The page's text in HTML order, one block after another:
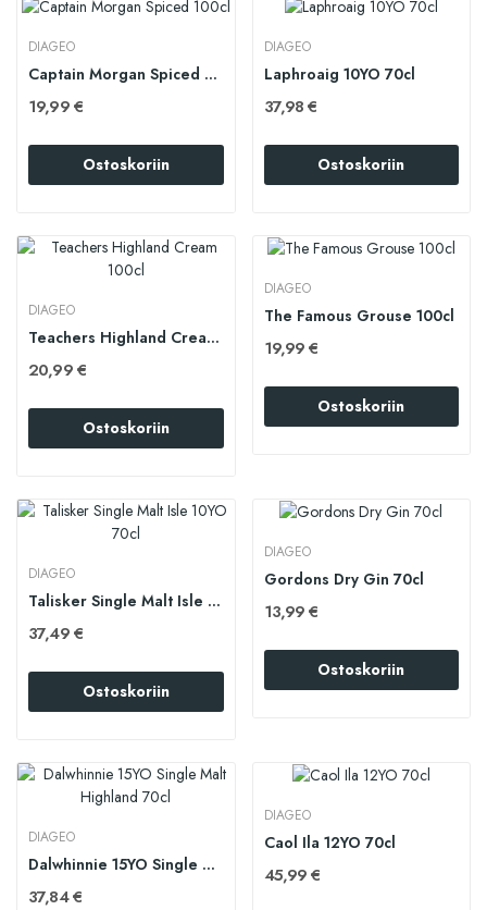
DIAGEO
Captain Morgan Spiced 100cl
19,99 €
Ostoskoriin
DIAGEO
Laphroaig 10YO 70cl
37,98 €
Ostoskoriin
DIAGEO
Teachers Highland Cream 100cl
20,99 €
Ostoskoriin
DIAGEO
The Famous Grouse 100cl
19,99 €
Ostoskoriin
DIAGEO
Talisker Single Malt Isle 10YO 70cl
37,49 €
Ostoskoriin
DIAGEO
Gordons Dry Gin 70cl
13,99 €
Ostoskoriin
DIAGEO
Dalwhinnie 15YO Single Malt Highland 70cl
37,84 €
DIAGEO
Caol Ila 12YO 70cl
45,99 €